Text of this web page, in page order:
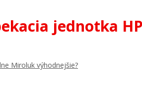
jednotka
Miroluk výhodnejšie?